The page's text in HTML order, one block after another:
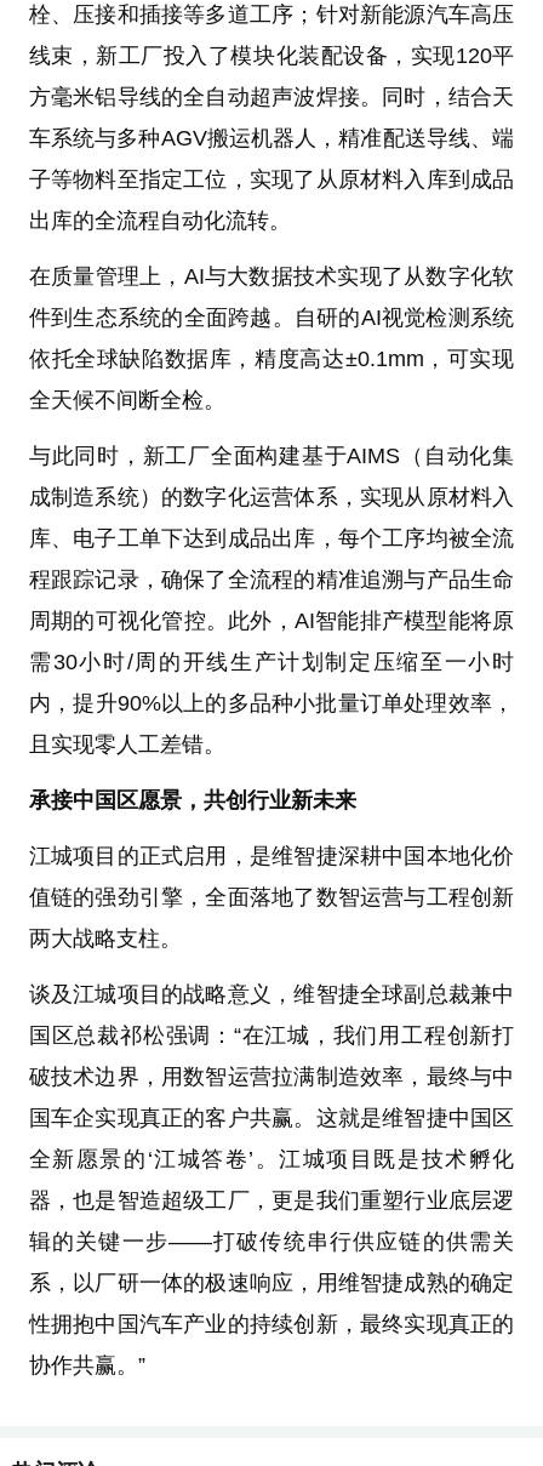
栓、压接和插接等多道工序；针对新能源汽车高压
线束，新工厂投入了模块化装配设备，实现120平
方毫米铝导线的全自动超声波焊接。同时，结合天
车系统与多种AGV搬运机器人，精准配送导线、端
子等物料至指定工位，实现了从原材料入库到成品
出库的全流程自动化流转。
在质量管理上，AI与大数据技术实现了从数字化软
件到生态系统的全面跨越。自研的AI视觉检测系统
依托全球缺陷数据库，精度高达±0.1mm，可实现
全天候不间断全检。
与此同时，新工厂全面构建基于AIMS（自动化集
成制造系统）的数字化运营体系，实现从原材料入
库、电子工单下达到成品出库，每个工序均被全流
程跟踪记录，确保了全流程的精准追溯与产品生命
周期的可视化管控。此外，AI智能排产模型能将原
需30小时/周的开线生产计划制定压缩至一小时
内，提升90%以上的多品种小批量订单处理效率，
且实现零人工差错。
承接中国区愿景，共创行业新未来
江城项目的正式启用，是维智捷深耕中国本地化价
值链的强劲引擎，全面落地了数智运营与工程创新
两大战略支柱。
谈及江城项目的战略意义，维智捷全球副总裁兼中
国区总裁祁松强调：“在江城，我们用工程创新打
破技术边界，用数智运营拉满制造效率，最终与中
国车企实现真正的客户共赢。这就是维智捷中国区
全新愿景的‘江城答卷’。江城项目既是技术孵化
器，也是智造超级工厂，更是我们重塑行业底层逻
辑的关键一步——打破传统串行供应链的供需关
系，以厂研一体的极速响应，用维智捷成熟的确定
性拥抱中国汽车产业的持续创新，最终实现真正的
协作共赢。”